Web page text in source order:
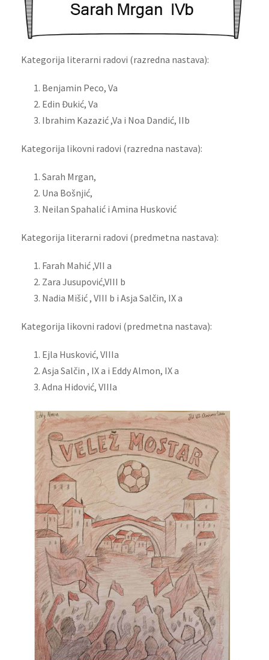
Kategorija literarni radovi (razredna nastava):
Benjamin Peco, Va
Edin Đukić, Va
Ibrahim Kazazić ,Va i Noa Dandić, IIb
Kategorija likovni radovi (razredna nastava):
Sarah Mrgan,
Una Bošnjić,
Neilan Spahalić i Amina Husković
Kategorija literarni radovi (predmetna nastava):
Farah Mahić ,VII a
Zara Jusupović,VIII b
Nadia Mišić , VIII b i Asja Salčin, IX a
Kategorija likovni radovi (predmetna nastava):
Ejla Husković, VIIIa
Asja Salčin , IX a i Eddy Almon, IX a
Adna Hidović, VIIIa